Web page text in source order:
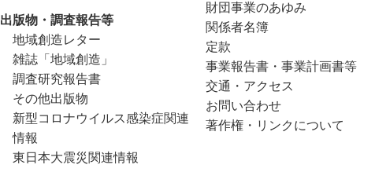
出版物・調査報告等
地域創造レター
雑誌「地域創造」
調査研究報告書
その他出版物
新型コロナウイルス感染症関連
情報
東日本大震災関連情報
財団事業のあゆみ
関係者名簿
定款
事業報告書・事業計画書等
交通・アクセス
お問い合わせ
著作権・リンクについて